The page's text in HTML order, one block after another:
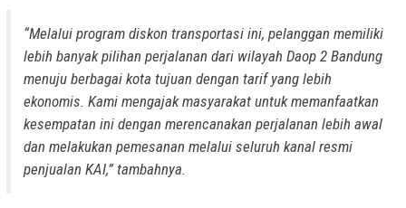
“Melalui program diskon transportasi ini, pelanggan memiliki
lebih banyak pilihan perjalanan dari wilayah Daop 2 Bandung
menuju berbagai kota tujuan dengan tarif yang lebih
ekonomis. Kami mengajak masyarakat untuk memanfaatkan
kesempatan ini dengan merencanakan perjalanan lebih awal
dan melakukan pemesanan melalui seluruh kanal resmi
penjualan KAI,” tambahnya.